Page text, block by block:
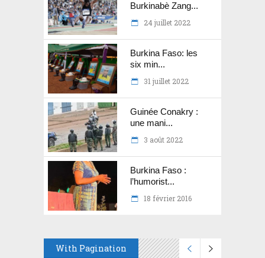
Burkinabè Zang...
24 juillet 2022
Burkina Faso: les
six min...
31 juillet 2022
Guinée Conakry :
une mani...
3 août 2022
Burkina Faso :
l’humorist...
18 février 2016
With Pagination